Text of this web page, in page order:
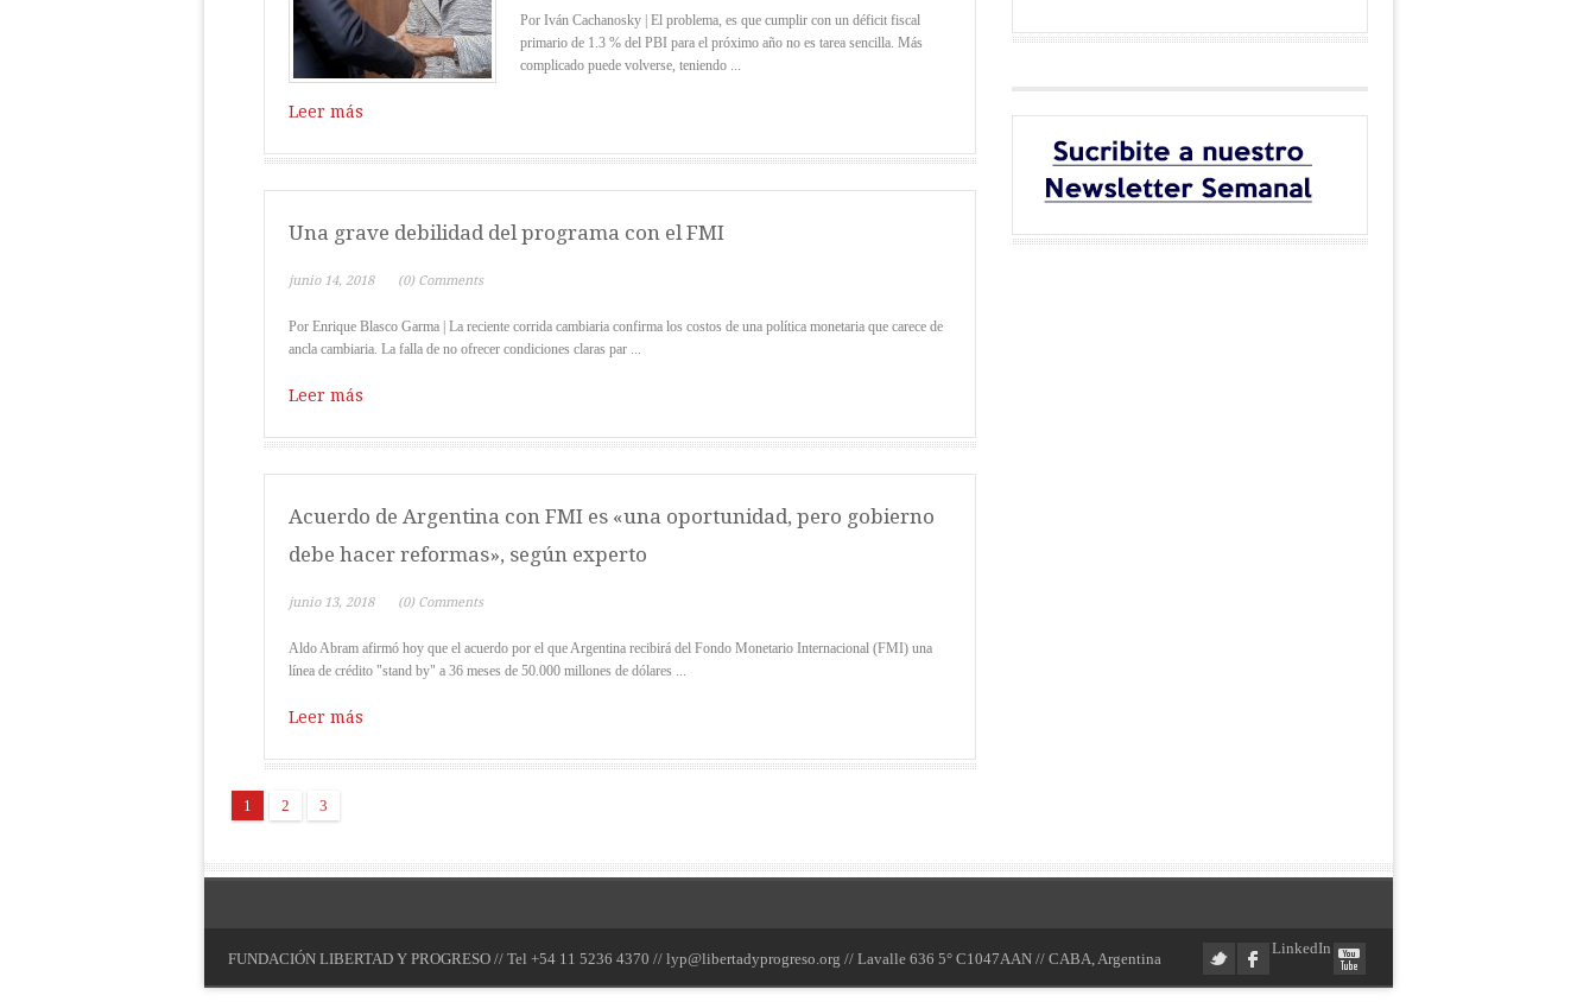
Por Iván Cachanosky | El problema, es que cumplir con un déficit fiscal
primario de 1.3 % del PBI para el próximo año no es tarea sencilla. Más
complicado puede volverse, teniendo ...
Leer más
Una grave debilidad del programa con el FMI
junio 14, 2018 (0) Comments
Por Enrique Blasco Garma | La reciente corrida cambiaria confirma los costos de una política monetaria que carece de
ancla cambiaria. La falla de no ofrecer condiciones claras par ...
Leer más
Acuerdo de Argentina con FMI es «una oportunidad, pero gobierno
debe hacer reformas», según experto
junio 13, 2018 (0) Comments
Aldo Abram afirmó hoy que el acuerdo por el que Argentina recibirá del Fondo Monetario Internacional (FMI) una
línea de crédito "stand by" a 36 meses de 50.000 millones de dólares ...
Leer más
1 2 3
FUNDACIÓN LIBERTAD Y PROGRESO // Tel +54 11 5236 4370 // lyp@libertadyprogreso.org // Lavalle 636 5° C1047AAN // CABA, Argentina
LinkedIn